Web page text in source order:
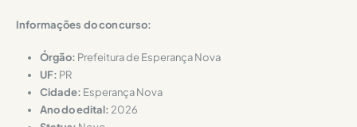
Informações do concurso:
Órgão: Prefeitura de Esperança Nova
UF: PR
Cidade: Esperança Nova
Ano do edital: 2026